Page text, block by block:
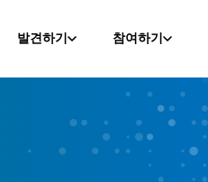
발견하기 참여하기